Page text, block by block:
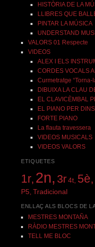
HISTÒRIA DE LA
LLIBRES QUE
PINTAR LA MÚSICA
UNDERSTAND
VALORS 01 Respecte
VIDEOS
ALEX I ELS
CORDES VOCALS
Curmetratge “Torna-
DIBUIXA LA CLAU
EL CLAVICÈMBAL
EL PIANO PER DINS
FORTE PIANO
La flauta travessera
VIDEOS MUSICALS
VIDEOS VALORS
ETIQUETES
1r,2n, 3r 4t, 5è,
P5, Tradicional
ENLLAÇ ALS BLOCS DE
MESTRES MONTAÑA
RÀDIO MESTRES
TELL ME BLOC